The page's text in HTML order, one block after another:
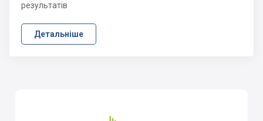
результатів
Детальніше